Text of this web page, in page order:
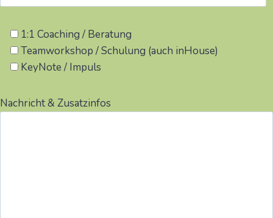
1:1 Coaching / Beratung
Teamworkshop / Schulung (auch inHouse)
KeyNote / Impuls
Nachricht & Zusatzinfos